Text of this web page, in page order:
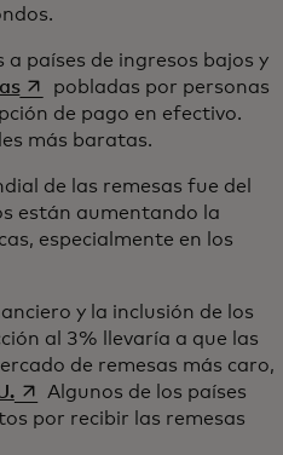
a países de ingresos bajos y
se abre en una pestaña nueva
pobladas por personas
de pago en efectivo.
más baratas.
de las remesas fue del
están aumentando la
especialmente en los
y la inclusión de los
al 3% llevaría a que las
de remesas más caro,
se abre en una pestaña nueva
Algunos de los países
por recibir las remesas